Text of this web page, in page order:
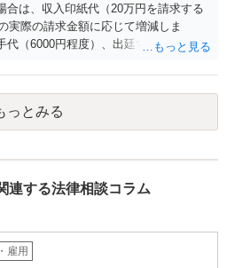
合は、収入印紙代（20万円を請求する
実際の請求金額に応じて増減しま
代（6000円程度）、出廷する際の交通
が考えられます。 弁護士に委任する場
用が必要となるのは、原告被告共通で
っとみる
連する法律相談コラム
雇用